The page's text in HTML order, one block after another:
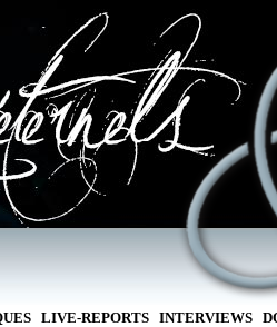
LIVE-REPORTS INTERVIEWS